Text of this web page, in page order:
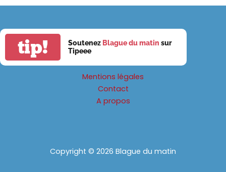
tip! Soutenez Blague du matin sur
Tipeee
Mentions légales
Contact
A propos
Copyright © 2026 Blague du matin